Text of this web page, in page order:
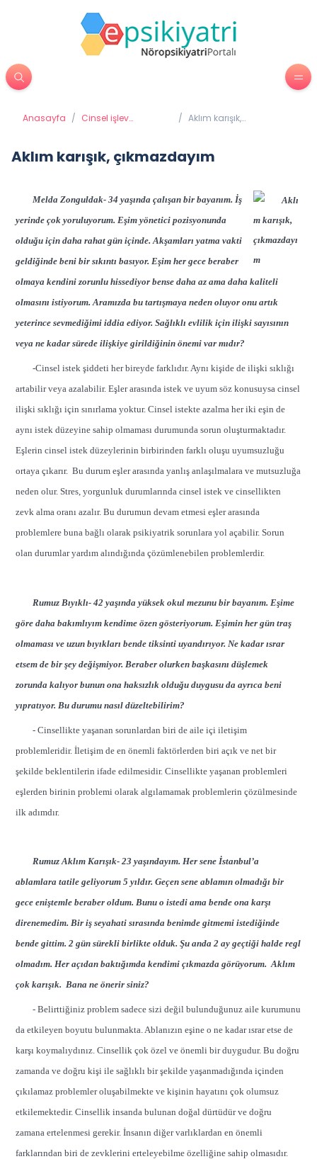
Anasayfa / Cinsel işlev
/ Aklım karışık,
Aklım karışık, çıkmazdayım
Melda Zonguldak- 34 yaşında çalışan bir bayanım. İş
yerinde çok yoruluyorum. Eşim yönetici pozisyonunda
olduğu için daha rahat gün içinde. Akşamları yatma vakti
geldiğinde beni bir sıkıntı basıyor. Eşim her gece beraber
olmaya kendini zorunlu hissediyor bense daha az ama daha kaliteli
olmasını istiyorum. Aramızda bu tartışmaya neden oluyor onu artık
yeterince sevmediğimi iddia ediyor. Sağlıklı evlilik için ilişki sayısının
veya ne kadar sürede ilişkiye girildiğinin önemi var mıdır?
-Cinsel istek şiddeti her bireyde farklıdır. Aynı kişide de ilişki sıklığı
artabilir veya azalabilir. Eşler arasında istek ve uyum söz konusuysa cinsel
ilişki sıklığı için sınırlama yoktur. Cinsel istekte azalma her iki eşin de
aynı istek düzeyine sahip olmaması durumunda sorun oluşturmaktadır.
Eşlerin cinsel istek düzeylerinin birbirinden farklı oluşu uyumsuzluğu
ortaya çıkarır. Bu durum eşler arasında yanlış anlaşılmalara ve mutsuzluğa
neden olur. Stres, yorgunluk durumlarında cinsel istek ve cinsellikten
zevk alma oranı azalır. Bu durumun devam etmesi eşler arasında
problemlere buna bağlı olarak psikiyatrik sorunlara yol açabilir. Sorun
olan durumlar yardım alındığında çözümlenebilen problemlerdir.
Rumuz Bıyıklı- 42 yaşında yüksek okul mezunu bir bayanım. Eşime
göre daha bakımlıyım kendime özen gösteriyorum. Eşimin her gün traş
olmaması ve uzun bıyıkları bende tiksinti uyandırıyor. Ne kadar ısrar
etsem de bir şey değişmiyor. Beraber olurken başkasını düşlemek
zorunda kalıyor bunun ona haksızlık olduğu duygusu da ayrıca beni
yıpratıyor. Bu durumu nasıl düzeltebilirim?
- Cinsellikte yaşanan sorunlardan biri de aile içi iletişim
problemleridir. İletişim de en önemli faktörlerden biri açık ve net bir
şekilde beklentilerin ifade edilmesidir. Cinsellikte yaşanan problemleri
eşlerden birinin problemi olarak algılamamak problemlerin çözülmesinde
ilk adımdır.
Rumuz Aklım Karışık- 23 yaşındayım. Her sene İstanbul’a
ablamlara tatile geliyorum 5 yıldır. Geçen sene ablamın olmadığı bir
gece eniştemle beraber oldum. Bunu o istedi ama bende ona karşı
direnemedim. Bir iş seyahati sırasında benimde gitmemi istediğinde
bende gittim. 2 gün sürekli birlikte olduk. Şu anda 2 ay geçtiği halde regl
olmadım. Her açıdan baktığımda kendimi çıkmazda görüyorum. Aklım
çok karışık. Bana ne önerir siniz?
- Belirttiğiniz problem sadece sizi değil bulunduğunuz aile kurumunu
da etkileyen boyutu bulunmakta. Ablanızın eşine o ne kadar ısrar etse de
karşı koymalıydınız. Cinsellik çok özel ve önemli bir duygudur. Bu doğru
zamanda ve doğru kişi ile sağlıklı bir şekilde yaşanmadığında içinden
çıkılamaz problemler oluşabilmekte ve kişinin hayatını çok olumsuz
etkilemektedir. Cinsellik insanda bulunan doğal dürtüdür ve doğru
zamana ertelenmesi gerekir. İnsanın diğer varlıklardan en önemli
farklarından biri de zevklerini erteleyebilme özelliğine sahip olmasıdır.